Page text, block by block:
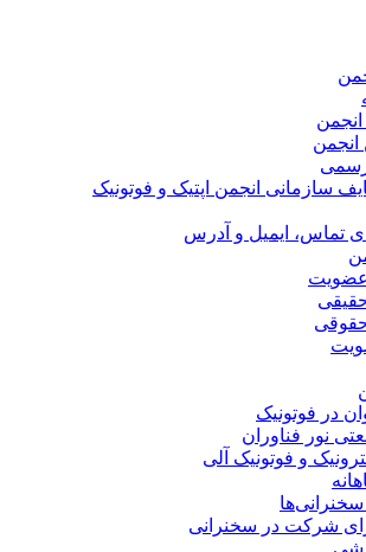
انجمن اپتیک و فوتونیک
ایمیل و آدرس
در فوتونیک
نور فناوران
و فوتونیک آلی
شرکت در سخنرانی